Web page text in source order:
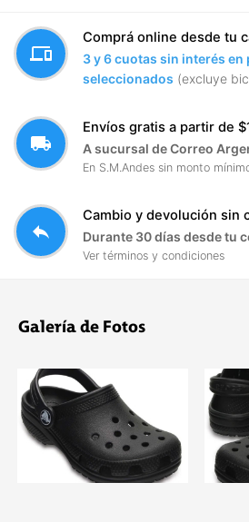
devices
Comprá online desde tu
3 y 6 cuotas sin interés
seleccionados (excluye
local_shipping
Envíos gratis a partir de
A sucursal de Correo
En S.M.Andes sin monto
reply
Cambio y devolución sin
Durante 30 días desde tu
Ver términos y condiciones
Galería de Fotos